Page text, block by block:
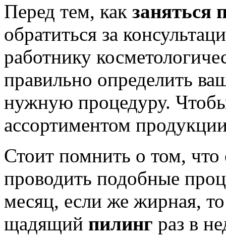
Перед тем, как заняться
обратиться за
работнику
правильно определить
нужную процедуру.
ассортиментом
Стоит помнить о том, что
проводить подобные
месяц, если же жирная, то
щадящий пилинг раз в